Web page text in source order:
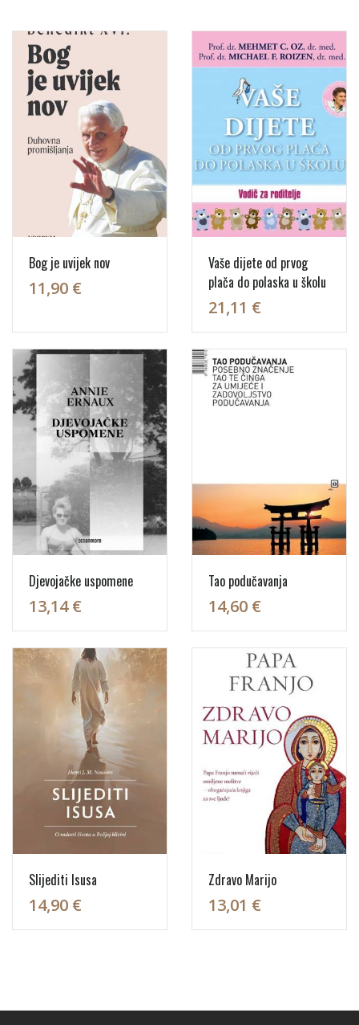
Bog je uvijek nov
11,90 €
Vaše dijete od prvog
plača do polaska u školu
21,11 €
Djevojačke uspomene
13,14 €
Tao podučavanja
14,60 €
Slijediti Isusa
14,90 €
Zdravo Marijo
13,01 €